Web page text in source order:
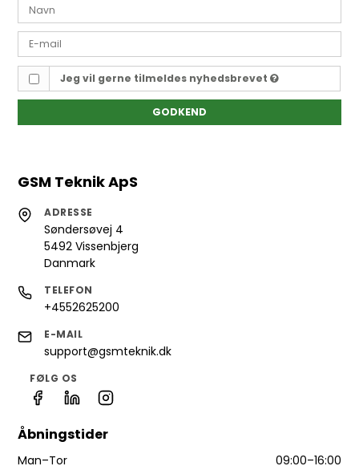
Jeg vil gerne tilmeldes nyhedsbrevet
GODKEND
GSM Teknik ApS
ADRESSE
Søndersøvej 4
5492 Vissenbjerg
Danmark
TELEFON
+4552625200
E-MAIL
support@gsmteknik.dk
FØLG OS
Åbningstider
Man–Tor 09:00–16:00